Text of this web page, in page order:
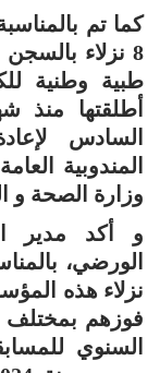
كما تم
8 نزلاء
طبية وطنية
أطلقتها
السادس
المندوبية
وزارة الصحة و
و أكد مدير
الورضي،
نزلاء هذه
فوزهم بمختلف
السنوي